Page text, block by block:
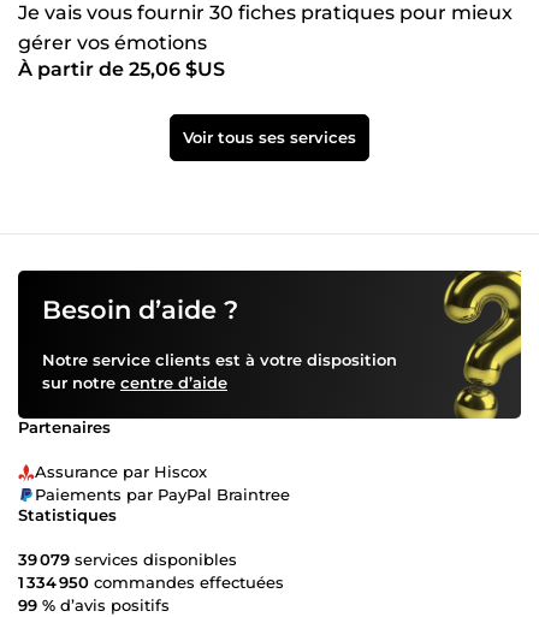
Je vais vous fournir 30 fiches pratiques pour mieux
gérer vos émotions
À partir de 25,06 $US
Voir tous ses services
Besoin d’aide ?
Notre service clients est à votre disposition
sur notre centre d’aide
Partenaires
Assurance par Hiscox
Paiements par PayPal Braintree
Statistiques
39 079 services disponibles
1 334 950 commandes effectuées
99 % d’avis positifs